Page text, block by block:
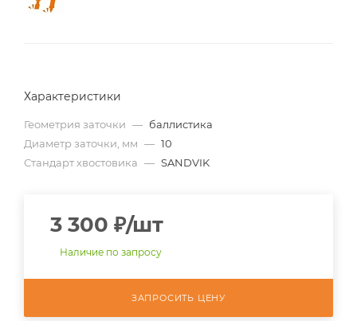
Характеристики
Геометрия заточки — баллистика
Диаметр заточки, мм — 10
Стандарт хвостовика — SANDVIK
3 300 ₽/шт
Наличие по запросу
ЗАПРОСИТЬ ЦЕНУ